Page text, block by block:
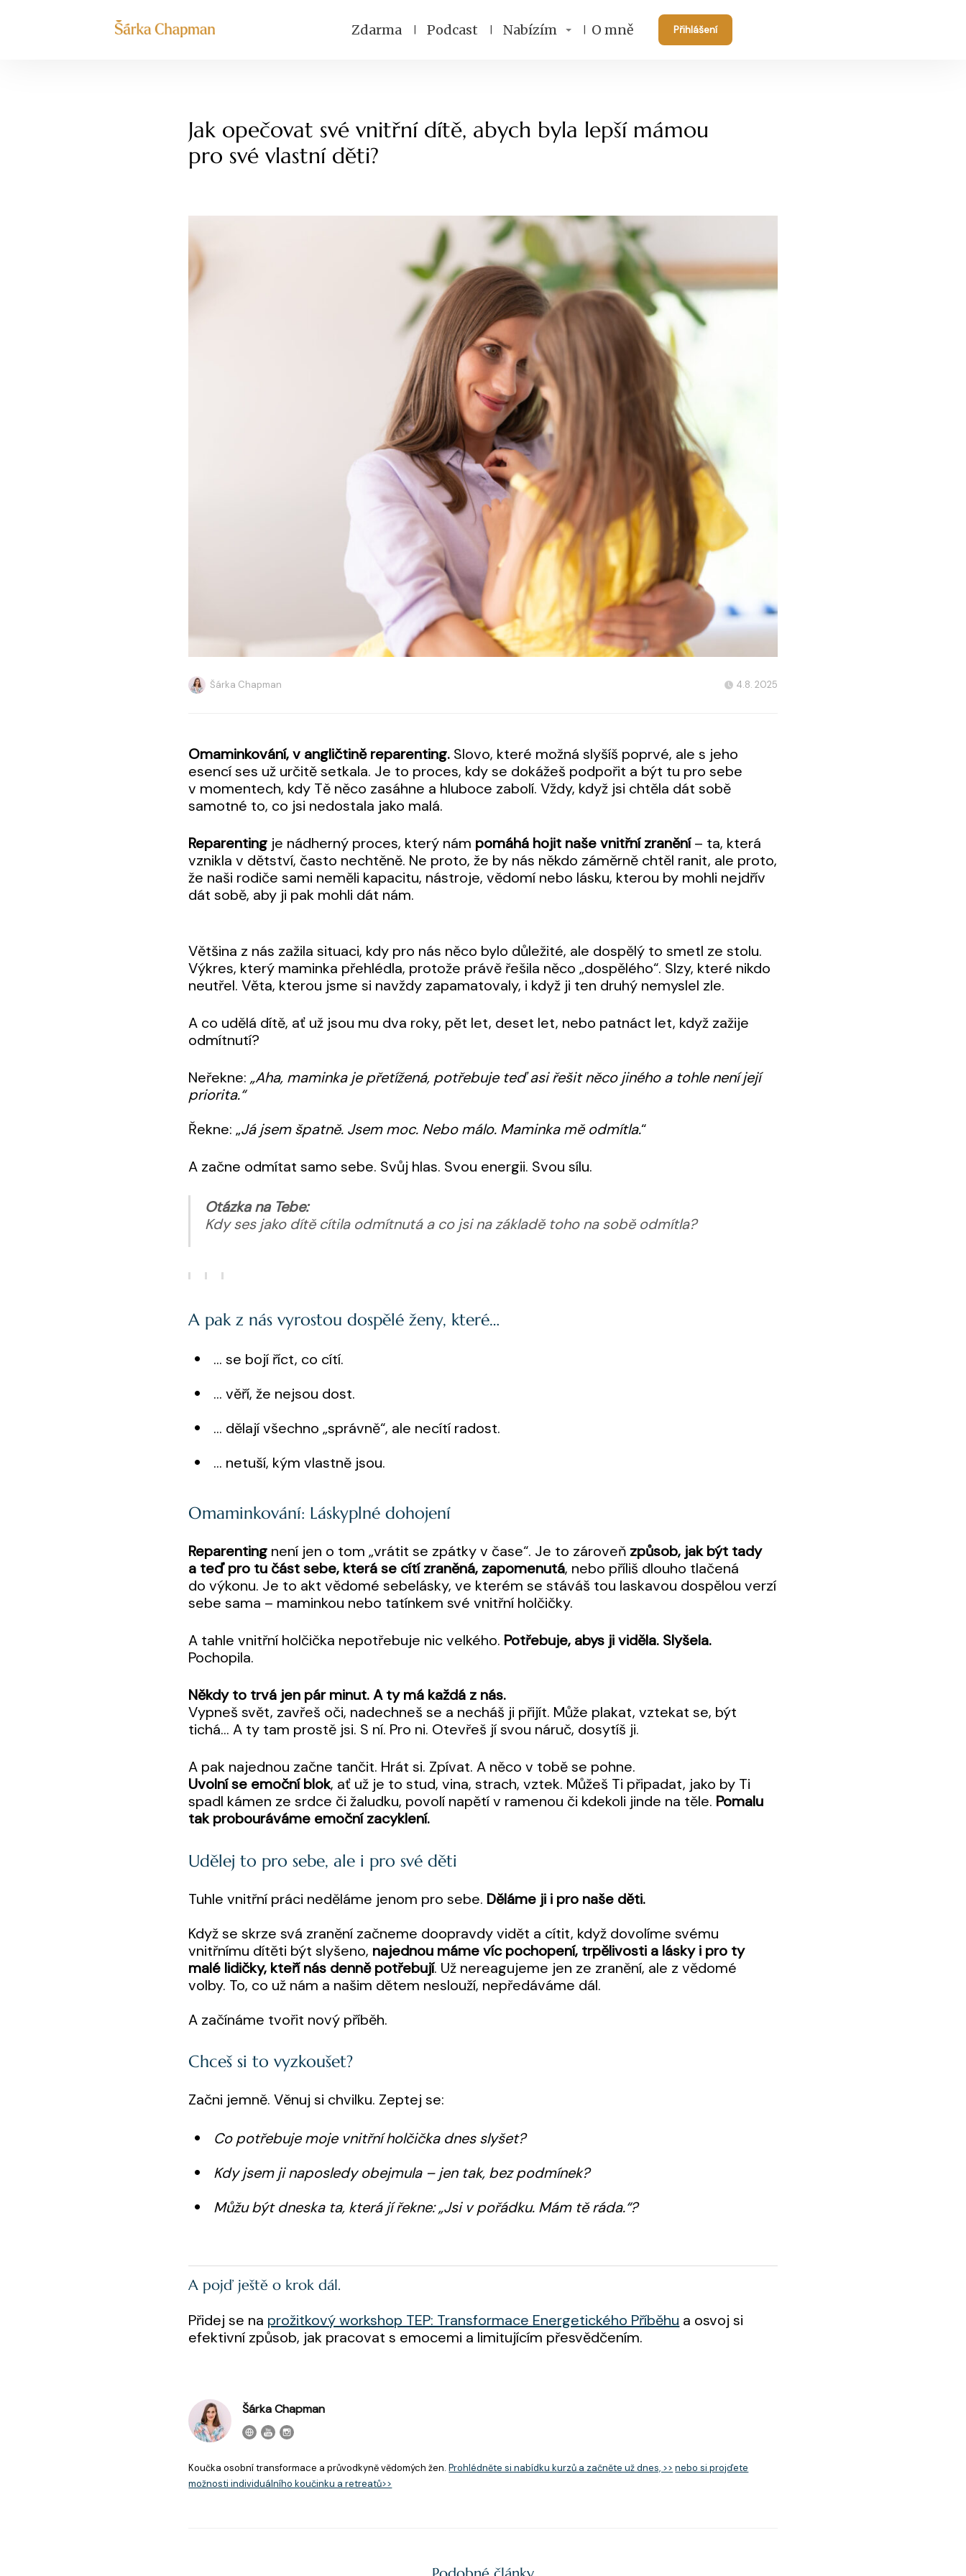
Zdarma Podcast Nabízím O mně Přihlášení
Jak opečovat své vnitřní dítě, abych byla lepší mámou
pro své vlastní děti?
Šárka Chapman 4.8. 2025
Omaminkování, v angličtině reparenting. Slovo, které možná slyšíš poprvé, ale s jeho
esencí ses už určitě setkala. Je to proces, kdy se dokážeš podpořit a být tu pro sebe
v momentech, kdy Tě něco zasáhne a hluboce zabolí. Vždy, když jsi chtěla dát sobě
samotné to, co jsi nedostala jako malá.
Reparenting je nádherný proces, který nám pomáhá hojit naše vnitřní zranění– ta, která
vznikla v dětství, často nechtěně. Ne proto, že by nás někdo záměrně chtěl ranit, ale proto,
že naši rodiče sami neměli kapacitu, nástroje, vědomí nebo lásku, kterou by mohli nejdřív
dát sobě, aby ji pak mohli dát nám.
Většina z nás zažila situaci, kdy pro nás něco bylo důležité, ale dospělý to smetl ze stolu.
Výkres, který maminka přehlédla, protože právě řešila něco „dospělého“. Slzy, které nikdo
neutřel. Věta, kterou jsme si navždy zapamatovaly, i když ji ten druhý nemyslel zle.
A co udělá dítě, ať už jsou mu dva roky, pět let, deset let, nebo patnáct let, když zažije
odmítnutí?
Neřekne:„Aha, maminka je přetížená, potřebuje teď asi řešit něco jiného a tohle není její
priorita.“
Řekne: „Já jsem špatně. Jsem moc. Nebo málo. Maminka mě odmítla.“
A začne odmítat samo sebe. Svůj hlas. Svou energii. Svou sílu.
Otázka na Tebe:
Kdy ses jako dítě cítila odmítnutá a co jsi na základě toho na sobě odmítla?
A pak z nás vyrostou dospělé ženy, které…
… se bojí říct, co cítí.
… věří, že nejsou dost.
… dělají všechno „správně“, ale necítí radost.
… netuší, kým vlastně jsou.
Omaminkování: Láskyplné dohojení
Reparenting není jen o tom „vrátit se zpátky v čase“. Je to zároveň způsob, jak být tady
a teď pro tu část sebe, která se cítí zraněná, zapomenutá, nebo příliš dlouho tlačená
do výkonu. Je to akt vědomé sebelásky, ve kterém se stáváš tou laskavou dospělou verzí
sebe sama – maminkou nebo tatínkem své vnitřní holčičky.
A tahle vnitřní holčička nepotřebuje nic velkého. Potřebuje, abys ji viděla. Slyšela.
Pochopila.
Někdy to trvá jen pár minut. A ty má každá z nás.
Vypneš svět, zavřeš oči, nadechneš se a necháš ji přijít. Může plakat, vztekat se, být
tichá… A ty tam prostě jsi. S ní. Pro ni. Otevřeš jí svou náruč, dosytíš ji.
A pak najednou začne tančit. Hrát si. Zpívat. A něco v tobě se pohne.
Uvolní se emoční blok, ať už je to stud, vina, strach, vztek. Můžeš Ti připadat, jako by Ti
spadl kámen ze srdce či žaludku, povolí napětí v ramenou či kdekoli jinde na těle. Pomalu
tak probouráváme emoční zacyklení.
Udělej to pro sebe, ale i pro své děti
Tuhle vnitřní práci neděláme jenom pro sebe. Děláme ji i pro naše děti.
Když se skrze svá zranění začneme doopravdy vidět a cítit, když dovolíme svému
vnitřnímu dítěti být slyšeno, najednou máme víc pochopení, trpělivosti a lásky i pro ty
malé lidičky, kteří nás denně potřebují. Už nereagujeme jen ze zranění, ale z vědomé
volby. To, co už nám a našim dětem neslouží, nepředáváme dál.
A začínáme tvořit nový příběh.
Chceš si to vyzkoušet?
Začni jemně. Věnuj si chvilku. Zeptej se:
Co potřebuje moje vnitřní holčička dnes slyšet?
Kdy jsem ji naposledy obejmula – jen tak, bez podmínek?
Můžu být dneska ta, která jí řekne: „Jsi v pořádku. Mám tě ráda.“?
A pojď ještě o krok dál.
Přidej se na prožitkový workshop TEP: Transformace Energetického Příběhu a osvoj si
efektivní způsob, jak pracovat s emocemi a limitujícím přesvědčením.
Šárka Chapman
Koučka osobní transformace a průvodkyně vědomých žen.Prohlédněte si nabídku kurzů a začněte už dnes, >> nebo si projďete
možnosti individuálního koučinku a retreatů>>